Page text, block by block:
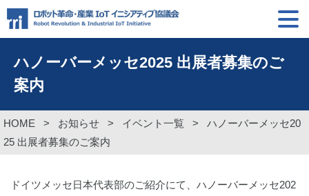
ハノーバーメッセ2025 出展者募集のご
案内
HOME > お知らせ > イベント一覧 > ハノーバーメッセ20
25 出展者募集のご案内
ドイツメッセ日本代表部のご紹介にて、ハノーバーメッセ202